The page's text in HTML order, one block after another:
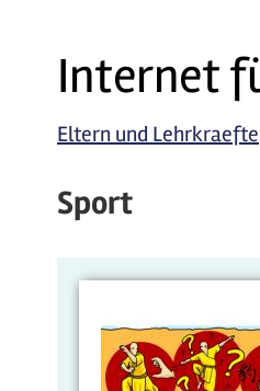
Internet
Eltern und Lehrkraefte
Sport